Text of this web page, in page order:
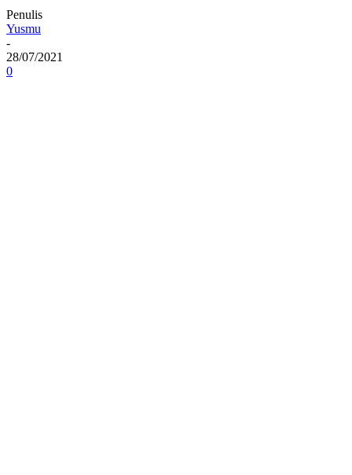
Penulis
Yusmu
-
28/07/2021
0